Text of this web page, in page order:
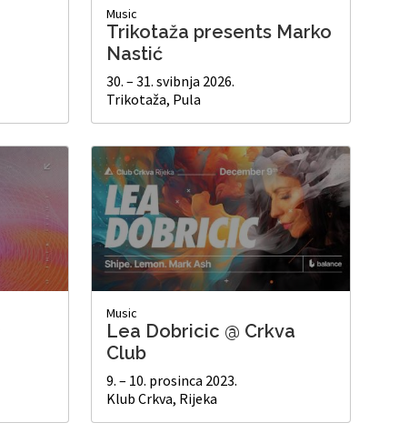
Music
Trikotaža presents Marko
Nastić
30. – 31. svibnja 2026.
Trikotaža, Pula
Music
Lea Dobricic @ Crkva
Club
9. – 10. prosinca 2023.
Klub Crkva, Rijeka